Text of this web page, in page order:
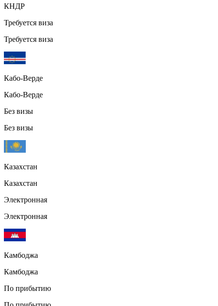
КНДР
Требуется виза
Требуется виза
Кабо-Верде
Кабо-Верде
Без визы
Без визы
Казахстан
Казахстан
Электронная
Электронная
Камбоджа
Камбоджа
По прибытию